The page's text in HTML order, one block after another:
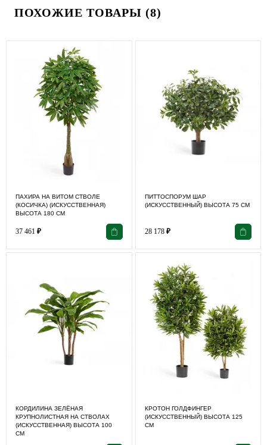
ПОХОЖИЕ ТОВАРЫ (8)
ПАХИРА НА ВИТОМ СТВОЛЕ
(КОСИЧКА) (ИСКУССТВЕННАЯ)
ВЫСОТА 180 СМ
37 461 ₽
ПИТТОСПОРУМ ШАР
(ИСКУССТВЕННЫЙ) ВЫСОТА 75 СМ
28 178 ₽
КОРДИЛИНА ЗЕЛЁНАЯ
КРУПНОЛИСТНАЯ НА СТВОЛАХ
(ИСКУССТВЕННАЯ) ВЫСОТА 100
СМ
КРОТОН ГОЛДФИНГЕР
(ИСКУССТВЕННЫЙ) ВЫСОТА 125
СМ